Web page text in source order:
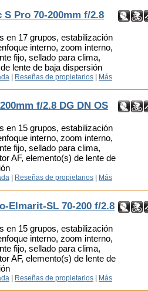
S Pro 70-200mm f/2.8
en 17 grupos, estabilización
interno, zoom interno,
fijo, sellado para clima,
lente de baja dispersión
Reseñas de propietarios
Más
f/2.8 DG DN OS
en 15 grupos, estabilización
interno, zoom interno,
fijo, sellado para clima,
AF, elemento(s) de lente de
Reseñas de propietarios
Más
Elmarit-SL 70-200 f/2.8
en 15 grupos, estabilización
interno, zoom interno,
fijo, sellado para clima,
AF, elemento(s) de lente de
Reseñas de propietarios
Más